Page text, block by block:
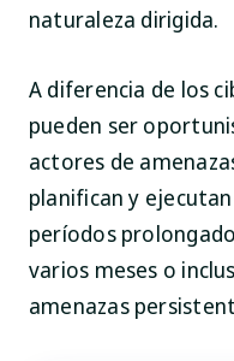
naturaleza dirigida.
A diferencia de los
pueden ser
actores de
planifican y
períodos
varios meses o
amenazas